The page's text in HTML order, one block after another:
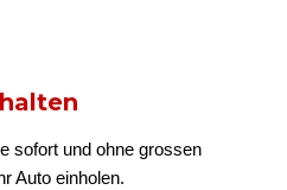
sofort und ohne grossen
Auto einholen.